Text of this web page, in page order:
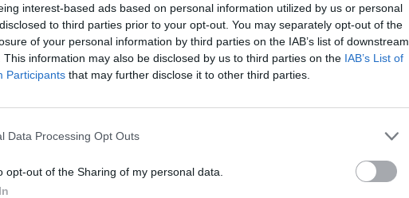
interest-based ads based on personal information utilized by us or personal
to third parties prior to your opt-out. You may separately opt-out of the
of your personal information by third parties on the IAB’s list of downstream
This information may also be disclosed by us to third parties on the IAB’s List of
Participants that may further disclose it to other third parties.
Data Processing Opt Outs
opt-out of the Sharing of my personal data.
per